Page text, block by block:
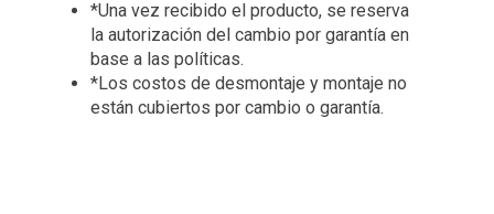
*Una vez recibido el producto, se reserva
la autorización del cambio por garantía en
base a las políticas.
*Los costos de desmontaje y montaje no
están cubiertos por cambio o garantía.